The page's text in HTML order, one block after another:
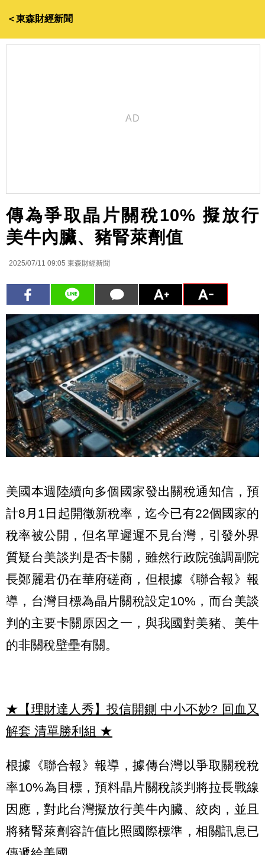
＜東森財經新聞
傳為爭取晶片關稅10% 擬放行
美牛內臟、豬腎萊劑值
2025/07/11 09:05 東森財經新聞
美國本週陸續向多個國家發出關稅通知信，預
計8月1日起開徵新稅率，迄今已有22個國家的
稅率被公開，但名單遲遲不見台灣，引發外界
質疑台美談判是否卡關，雖然行政院強調副院
長鄭麗君仍在華府磋商，但根據《聯合報》報
導，台灣目標為晶片關稅設定10%，而台美談
判的主要卡關原因之一，與我國對美豬、美牛
的非關稅壁壘有關。
★【理財達人秀】投信開鍘 中小不妙? 回血又
解套 清單勝利組 ★
根據《聯合報》報導，據傳台灣以爭取關稅稅
率10%為目標，預料晶片關稅談判將拉長戰線
因應，對此台灣擬放行美牛內臟、絞肉，並且
將豬腎萊劑容許值比照國際標準，相關訊息已